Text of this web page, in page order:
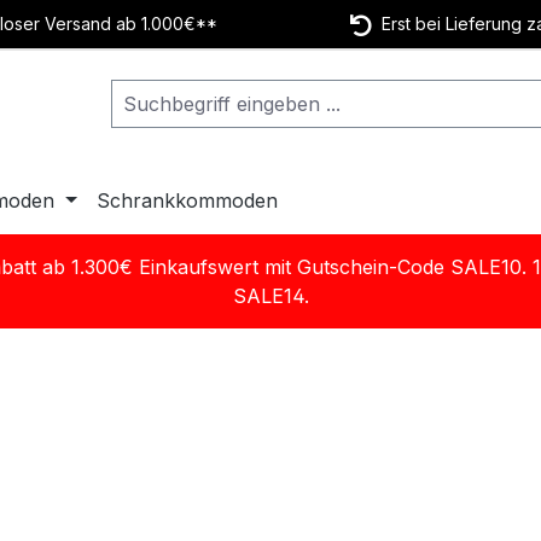
Versand ab 1.000€** Erst bei Lieferung
Schrankkommoden
ab 1.300€ Einkaufswert mit Gutschein-Code
SALE14.